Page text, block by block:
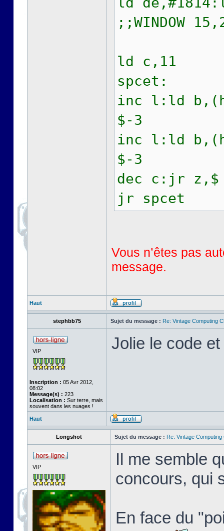
;;WINDOW
ld c,11
spcet:
inc l:ld
$-3
inc l:ld
$-3
dec c:jr z,$
jr spcet
Vous n’êtes pas
message.
Haut
stephbb75 Sujet du message : Re: Vintage Computing
VIP
Inscription : 05 Avr 2012,
08:02
Message(s) : 223
Localisation : Sur terre, mais
souvent dans les nuages !
Jolie le code
Haut
Longshot Sujet du message : Re: Vintage
VIP
Il me semble
concours, qui
En face du